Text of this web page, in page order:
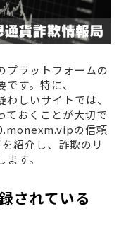
プラットフォームの
す。特に、
しいサイトでは、
ておくことが大切で
の信頼
紹介し、詐欺のリ
す。
されている